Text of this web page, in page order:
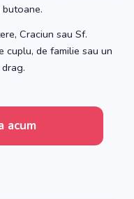
Craciun sau Sf.
de familie sau un
acum